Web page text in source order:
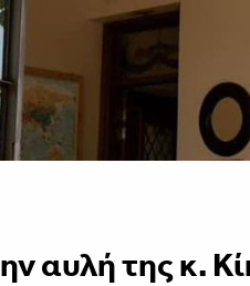
αυλή της κ.